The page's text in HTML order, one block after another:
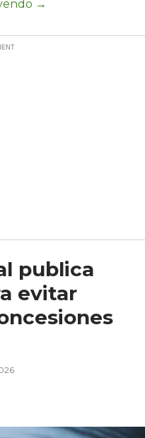
publica
evitar